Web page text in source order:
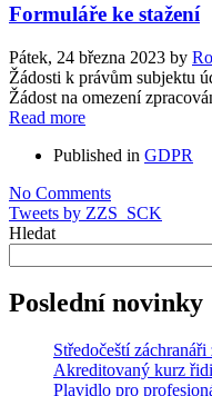
Formuláře ke stažení
Pátek, 24 března 2023 by
Žádosti k právům subjektu
Žádost na omezení
Read more
Published in GDPR
No Comments
Tweets by ZZS_SCK
Hledat
Poslední novinky
Středočeští
Akreditovaný kurz
Plavidlo pro